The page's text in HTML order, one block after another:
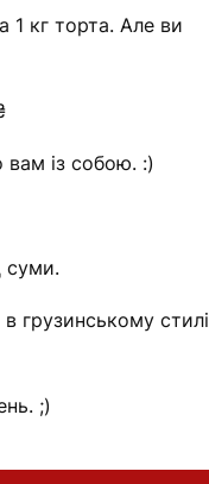
1 кг торта. Але ви
вам із собою. :)
суми.
грузинському стилі
;)